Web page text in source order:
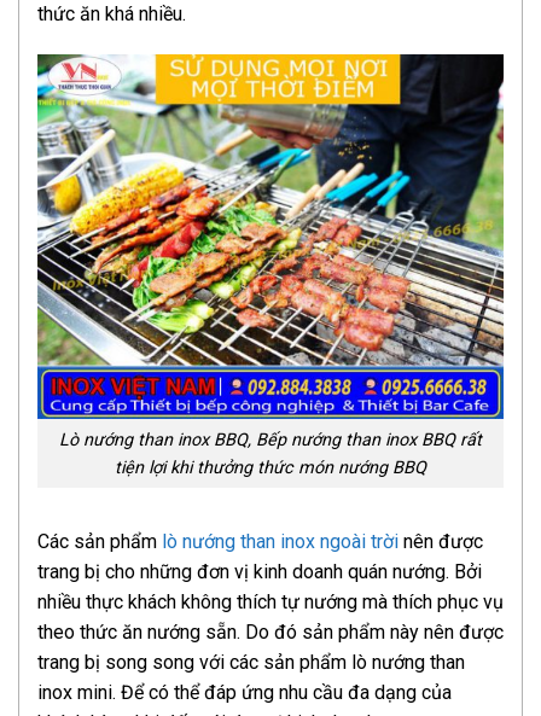
thức ăn khá nhiều.
Lò nướng than inox BBQ, Bếp nướng than inox BBQ rất
tiện lợi khi thưởng thức món nướng BBQ
Các sản phẩm lò nướng than inox ngoài trời nên được
trang bị cho những đơn vị kinh doanh quán nướng. Bởi
nhiều thực khách không thích tự nướng mà thích phục vụ
theo thức ăn nướng sẵn. Do đó sản phẩm này nên được
trang bị song song với các sản phẩm lò nướng than
inox mini. Để có thể đáp ứng nhu cầu đa dạng của